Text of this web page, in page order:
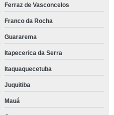
Ferraz de Vasconcelos
Franco da Rocha
Guararema
Itapecerica da Serra
Itaquaquecetuba
Juquitiba
Mauá